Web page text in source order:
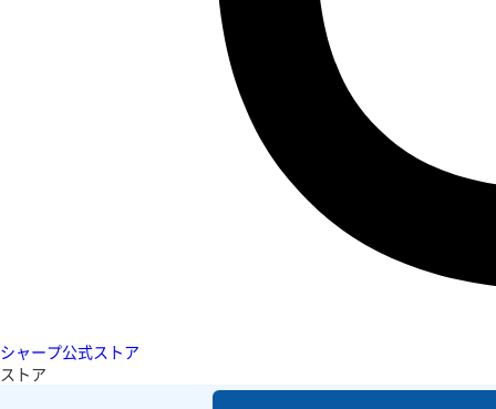
シャープ公式ストア
ストア